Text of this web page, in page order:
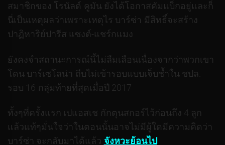
สมาชิกของ โรนัลด์ คูมัน ยังได้โอกาสคัมแบ็กอยู่และก็
นี่เป็นเหตุผลว่าเพราะเหตุไร บาร์ซ่า มีสิทธิ์จะสร้าง
ปาฏิหาริย์ปารีส แซงต์-แชร์กแมง
ยังคงจำสถานะการณ์นี้ไม่ลืมเลือนเนื่องจากว่าพวกเขา
โดน บาร์เซโลน่า ถีบไม่เข้ารอบแบบเจ็บช้ำใน ชปล.
รอบ 16 กลุ่มท้ายที่สุดเมื่อปี 2017
ทั้งๆที่ครั้งแรก เปแอสเช กักตุนสกอร์ไว้ก่อนถึง 4 ลูก
แล้วแท้ๆมั่นใจว่าในตอนนั้นอาจไม่มีผู้ใดมีความคิดว่า
บาร์ซ่า จะกลับมาได้แล้ว จังหวะย้อนไป